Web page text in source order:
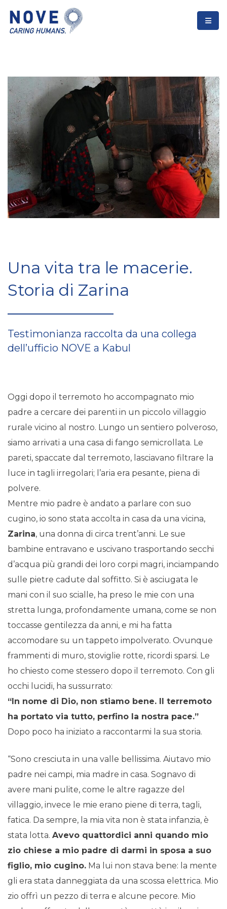
Una vita tra le macerie.
Storia di Zarina
Testimonianza raccolta da una collega
dell’ufficio NOVE a Kabul
Oggi dopo il terremoto ho accompagnato mio
padre a cercare dei parenti in un piccolo villaggio
rurale vicino al nostro. Lungo un sentiero polveroso,
siamo arrivati a una casa di fango semicrollata. Le
pareti, spaccate dal terremoto, lasciavano filtrare la
luce in tagli irregolari; l’aria era pesante, piena di
polvere.
Mentre mio padre è andato a parlare con suo
cugino, io sono stata accolta in casa da una vicina,
Zarina, una donna di circa trent’anni. Le sue
bambine entravano e uscivano trasportando secchi
d’acqua più grandi dei loro corpi magri, inciampando
sulle pietre cadute dal soffitto. Si è asciugata le
mani con il suo scialle, ha preso le mie con una
stretta lunga, profondamente umana, come se non
toccasse gentilezza da anni, e mi ha fatta
accomodare su un tappeto impolverato. Ovunque
frammenti di muro, stoviglie rotte, ricordi sparsi. Le
ho chiesto come stessero dopo il terremoto. Con gli
occhi lucidi, ha sussurrato:
“In nome di Dio, non stiamo bene. Il terremoto
ha portato via tutto, perfino la nostra pace.”
Dopo poco ha iniziato a raccontarmi la sua storia.
“Sono cresciuta in una valle bellissima. Aiutavo mio
padre nei campi, mia madre in casa. Sognavo di
avere mani pulite, come le altre ragazze del
villaggio, invece le mie erano piene di terra, tagli,
fatica. Da sempre, la mia vita non è stata infanzia, è
stata lotta. Avevo quattordici anni quando mio
zio chiese a mio padre di darmi in sposa a suo
figlio, mio cugino. Ma lui non stava bene: la mente
gli era stata danneggiata da una scossa elettrica. Mio
zio offrì un pezzo di terra e alcune pecore. Mio